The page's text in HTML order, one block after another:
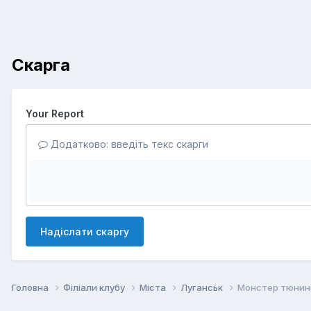
Скарга
Your Report
Додатково: введіть текс скарги
Надіслати скаргу
Головна Філіали клубу Міста Луганськ Монстер